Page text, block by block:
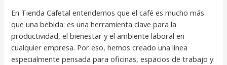
En Tienda Cafetal entendemos que el café es mucho más
que una bebida: es una herramienta clave para la
productividad, el bienestar y el ambiente laboral en
cualquier empresa. Por eso, hemos creado una línea
especialmente pensada para oficinas, espacios de trabajo y